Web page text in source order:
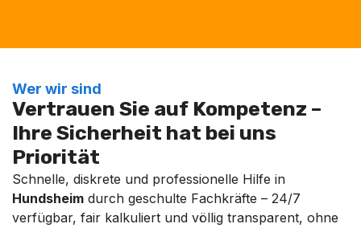
Wer wir sind
Vertrauen Sie auf Kompetenz –
Ihre Sicherheit hat bei uns
Priorität
Schnelle, diskrete und professionelle Hilfe in
Hundsheim durch geschulte Fachkräfte – 24/7
verfügbar, fair kalkuliert und völlig transparent, ohne